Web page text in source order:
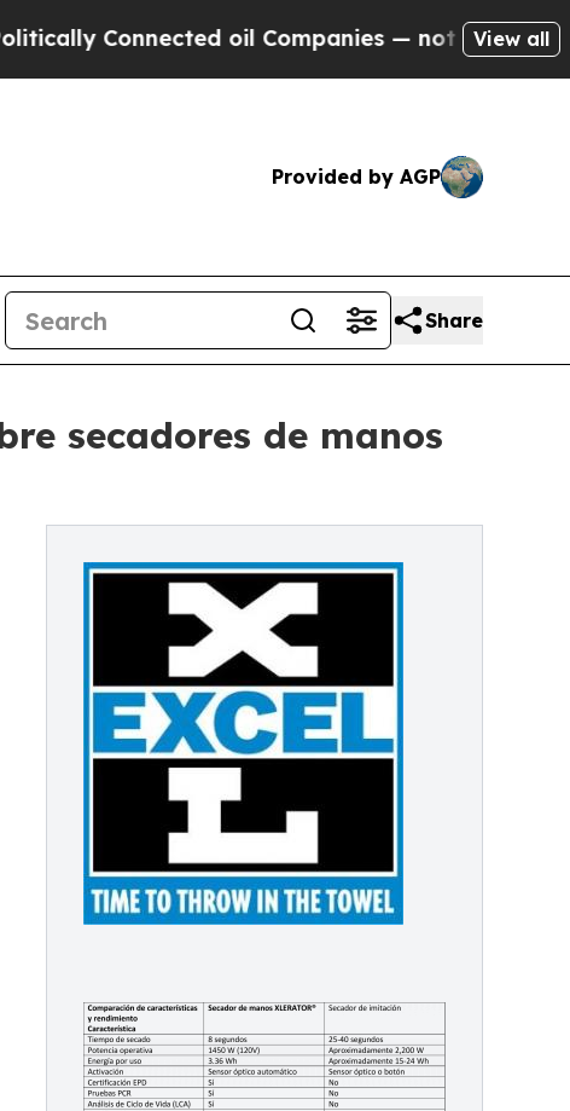
oil Companies — not Taxpayers — the
View all
Provided by AGP
Share
secadores de manos